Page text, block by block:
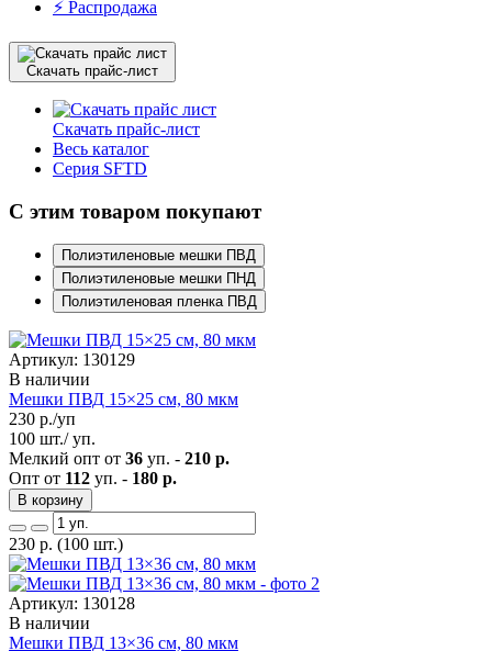
⚡️ Распродажа
Скачать прайс-лист
Скачать прайс-лист
Весь каталог
Серия SFTD
С этим товаром покупают
Полиэтиленовые мешки ПВД
Полиэтиленовые мешки ПНД
Полиэтиленовая пленка ПВД
Артикул: 130129
В наличии
Мешки ПВД 15×25 см, 80 мкм
230 р./уп
100 шт./ уп.
Мелкий опт от 36 уп. - 210 р.
Опт от 112 уп. - 180 р.
В корзину
230 р. (100 шт.)
Артикул: 130128
В наличии
Мешки ПВД 13×36 см, 80 мкм